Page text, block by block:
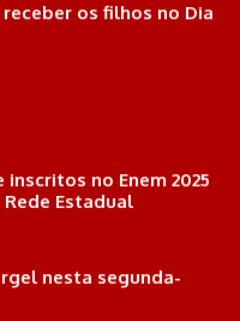
os filhos no Dia
no Enem 2025
Estadual
nesta segunda-